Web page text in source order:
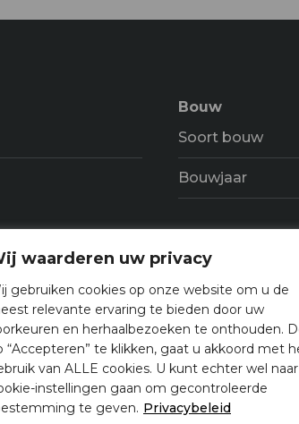
waarderen uw privacy
gebruiken cookies op onze website om u de
relevante ervaring te bieden door uw
en herhaalbezoeken te onthouden.
“Accepteren” te klikken, gaat u akkoord met
van ALLE cookies. U kunt echter wel
instellingen gaan om gecontroleerde
te geven. Privacybeleid
Bouw
Soort bouw
Bouwjaar
Indeling
Aantal kamers
Aantal